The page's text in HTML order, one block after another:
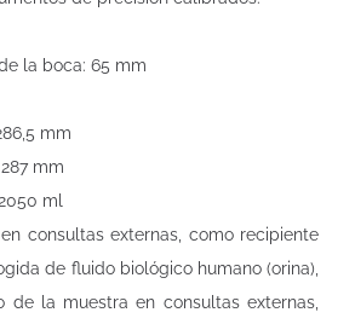
la boca: 65 mm
mm
mm
ml
consultas externas, como recipiente
de fluido biológico humano (orina),
de la muestra en consultas externas,